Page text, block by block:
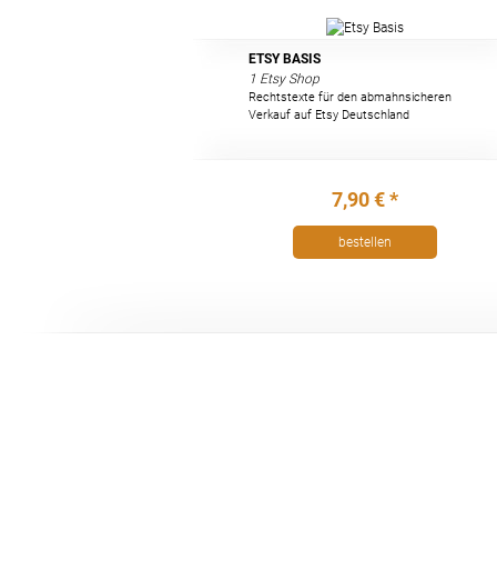
ETSY BASIS
1 Etsy Shop
Rechtstexte für den abmahnsicheren
Verkauf auf Etsy Deutschland
7,90 € *
bestellen